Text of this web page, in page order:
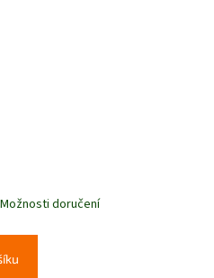
Možnosti doručení